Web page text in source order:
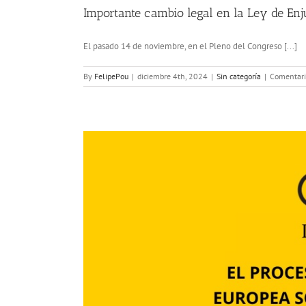
Importante cambio legal en la Ley de
El pasado 14 de noviembre, en el Pleno del Congreso [...]
By FelipePou | diciembre 4th, 2024 | Sin categoría |